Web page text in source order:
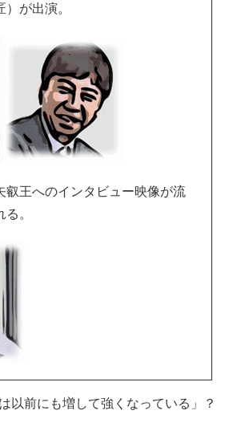
）が出演。
叡王へのインタビュー映像が流
。
以前にも増して強くなっている」？